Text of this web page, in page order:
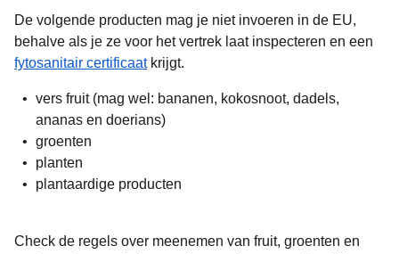
De volgende producten mag je niet invoeren in de EU,
behalve als je ze voor het vertrek laat inspecteren en een
fytosanitair certificaat( opent in een nieuwe tab
krijgt.
vers fruit (mag wel: bananen, kokosnoot, dadels,
ananas en doerians)
groenten
planten
plantaardige producten
Check de regels over meenemen van fruit, groenten en